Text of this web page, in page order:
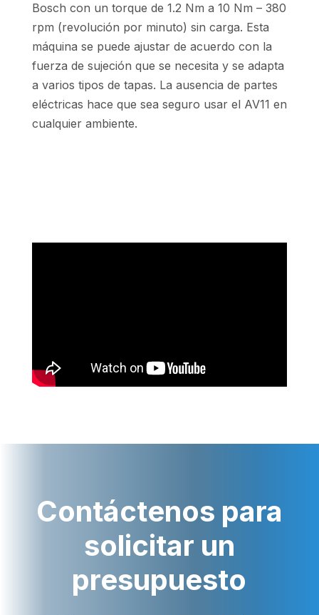
Bosch con un torque de 1.2 Nm a 10 Nm – 380
rpm (revolución por minuto) sin carga. Esta
máquina se puede ajustar de acuerdo con la
fuerza de sujeción que se necesita y se adapta
a varios tipos de tapas. La ausencia de partes
eléctricas hace que sea seguro usar el AV11 en
cualquier ambiente.
Contáctenos para
solicitar un
presupuesto